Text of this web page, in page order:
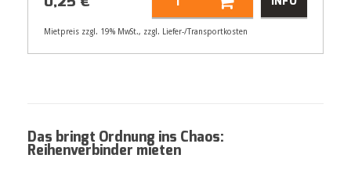
Mietpreis zzgl. 19% MwSt., zzgl. Liefer-/Transportkosten
Das bringt Ordnung ins Chaos:
Reihenverbinder mieten